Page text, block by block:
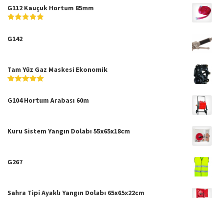
G112 Kauçuk Hortum 85mm
G142
Tam Yüz Gaz Maskesi Ekonomik
G104 Hortum Arabası 60m
Kuru Sistem Yangın Dolabı 55x65x18cm
G267
Sahra Tipi Ayaklı Yangın Dolabı 65x65x22cm